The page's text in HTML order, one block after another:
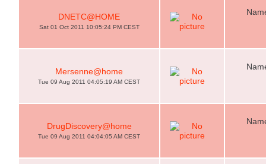
DNETC@HOME
Sat 01 Oct 2011 10:05:24 PM CEST
Mersenne@home
Tue 09 Aug 2011 04:05:19 AM CEST
DrugDiscovery@home
Tue 09 Aug 2011 04:04:05 AM CEST